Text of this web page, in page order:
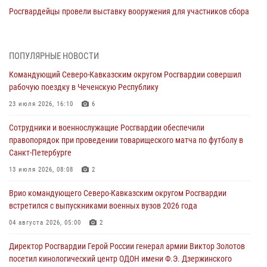
Росгвардейцы провели выставку вооружения для участников сбора
второй годовщине вторжения ВСУ на территорию области
06 августа 2026, 11:56
угрожавшего подростку травматическим пистолетом
06 августа 2026, 11:33 1
В Зауралье при содействии СОБР Росгвардии ликвидирована
06 августа 2026, 11:27
В Москве росгвардейцы задержали троих мужчин, устроивших
06 августа 2026, 11:20 1
ПОПУЛЯРНЫЕ НОВОСТИ
Командующий Северо-Кавказским округом Росгвардии совершил
рабочую поездку в Чеченскую Республику
23 июля 2026, 16:10 6
Сотрудники и военнослужащие Росгвардии обеспечили
правопорядок при проведении товарищеского матча по футболу в
Санкт-Петербурге
13 июля 2026, 08:08 2
Врио командующего Северо-Кавказским округом Росгвардии
встретился с выпускниками военных вузов 2026 года
04 августа 2026, 05:00 2
Директор Росгвардии Герой России генерал армии Виктор Золотов
посетил кинологический центр ОДОН имени Ф.Э. Дзержинского